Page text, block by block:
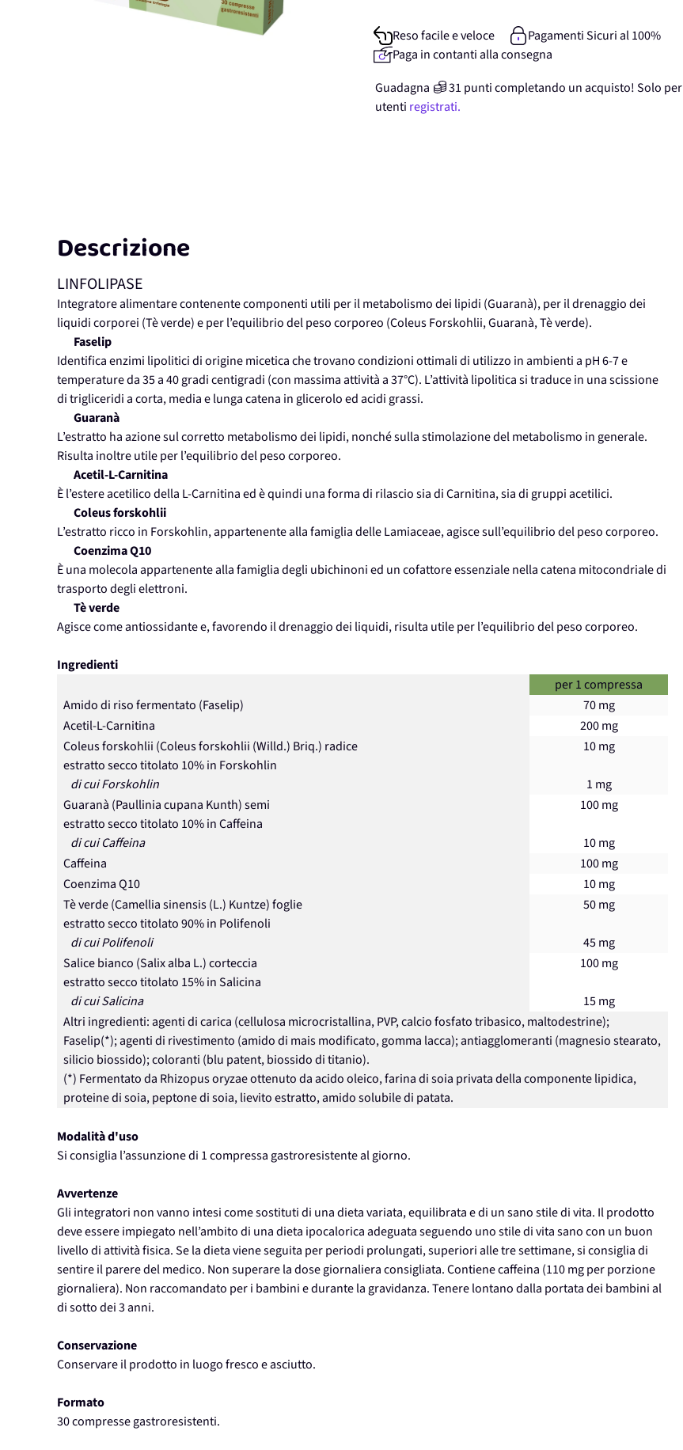
Reso facile e veloce
Pagamenti Sicuri al 100%
Paga in contanti alla consegna
Guadagna
31 punticompletando un acquisto! Solo per
utenti registrati.
Descrizione
LINFOLIPASE
Integratore alimentare contenente componenti utili per il metabolismo dei lipidi (Guaranà), per il drenaggio dei
liquidi corporei (Tè verde) e per l’equilibrio del peso corporeo (Coleus Forskohlii, Guaranà, Tè verde).
Faselip
Identifica enzimi lipolitici di origine micetica che trovano condizioni ottimali di utilizzo in ambienti a pH 6-7 e
temperature da 35 a 40 gradi centigradi (con massima attività a 37°C). L’attività lipolitica si traduce in una scissione
di trigliceridi a corta, media e lunga catena in glicerolo ed acidi grassi.
Guaranà
L’estratto ha azione sul corretto metabolismo dei lipidi, nonché sulla stimolazione del metabolismo in generale.
Risulta inoltre utile per l’equilibrio del peso corporeo.
Acetil-L-Carnitina
È l’estere acetilico della L-Carnitina ed è quindi una forma di rilascio sia di Carnitina, sia di gruppi acetilici.
Coleus forskohlii
L’estratto ricco in Forskohlin, appartenente alla famiglia delle Lamiaceae, agisce sull’equilibrio del peso corporeo.
Coenzima Q10
È una molecola appartenente alla famiglia degli ubichinoni ed un cofattore essenziale nella catena mitocondriale di
trasporto degli elettroni.
Tè verde
Agisce come antiossidante e, favorendo il drenaggio dei liquidi, risulta utile per l’equilibrio del peso corporeo.
Ingredienti
per 1 compressa
Amido di riso fermentato (Faselip)
70 mg
Acetil-L-Carnitina
200 mg
Coleus forskohlii (Coleus forskohlii (Willd.) Briq.) radice
estratto secco titolato 10% in Forskohlin
di cui Forskohlin
10 mg
1 mg
Guaranà (Paullinia cupana Kunth) semi
estratto secco titolato 10% in Caffeina
di cui Caffeina
100 mg
10 mg
Caffeina
100 mg
Coenzima Q10
10 mg
Tè verde (Camellia sinensis (L.) Kuntze) foglie
estratto secco titolato 90% in Polifenoli
di cui Polifenoli
50 mg
45 mg
Salice bianco (Salix alba L.) corteccia
estratto secco titolato 15% in Salicina
di cui Salicina
100 mg
15 mg
Altri ingredienti: agenti di carica (cellulosa microcristallina, PVP, calcio fosfato tribasico, maltodestrine);
Faselip(*); agenti di rivestimento (amido di mais modificato, gomma lacca); antiagglomeranti (magnesio stearato,
silicio biossido); coloranti (blu patent, biossido di titanio).
(*) Fermentato da Rhizopus oryzae ottenuto da acido oleico, farina di soia privata della componente lipidica,
proteine di soia, peptone di soia, lievito estratto, amido solubile di patata.
Modalità d'uso
Si consiglia l’assunzione di 1 compressa gastroresistente al giorno.
Avvertenze
Gli integratori non vanno intesi come sostituti di una dieta variata, equilibrata e di un sano stile di vita. Il prodotto
deve essere impiegato nell’ambito di una dieta ipocalorica adeguata seguendo uno stile di vita sano con un buon
livello di attività fisica. Se la dieta viene seguita per periodi prolungati, superiori alle tre settimane, si consiglia di
sentire il parere del medico. Non superare la dose giornaliera consigliata. Contiene caffeina (110 mg per porzione
giornaliera). Non raccomandato per i bambini e durante la gravidanza. Tenere lontano dalla portata dei bambini al
di sotto dei 3 anni.
Conservazione
Conservare il prodotto in luogo fresco e asciutto.
Formato
30 compresse gastroresistenti.